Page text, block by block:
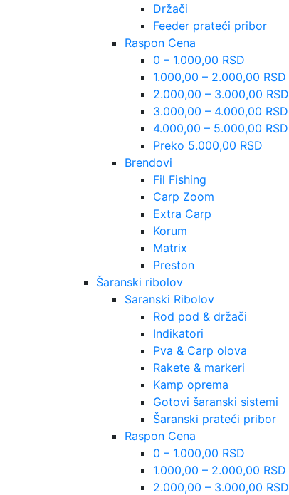
Držači
Feeder prateći pribor
Raspon Cena
0 – 1.000,00 RSD
1.000,00 – 2.000,00 RSD
2.000,00 – 3.000,00 RSD
3.000,00 – 4.000,00 RSD
4.000,00 – 5.000,00 RSD
Preko 5.000,00 RSD
Brendovi
Fil Fishing
Carp Zoom
Extra Carp
Korum
Matrix
Preston
Šaranski ribolov
Saranski Ribolov
Rod pod & držači
Indikatori
Pva & Carp olova
Rakete & markeri
Kamp oprema
Gotovi šaranski sistemi
Šaranski prateći pribor
Raspon Cena
0 – 1.000,00 RSD
1.000,00 – 2.000,00 RSD
2.000,00 – 3.000,00 RSD